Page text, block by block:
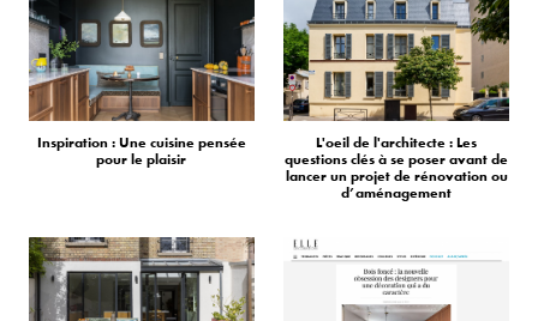
Inspiration : Une cuisine pensée
pour le plaisir
L'oeil de l'architecte : Les
questions clés à se poser avant de
lancer un projet de rénovation ou
d’aménagement